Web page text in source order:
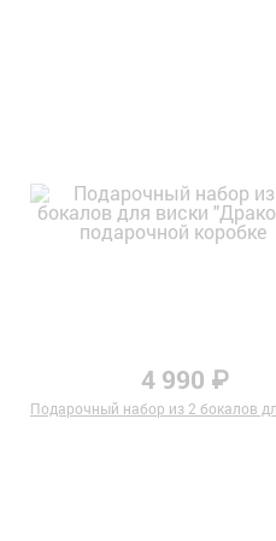
коробке
4 990 ₽
Подарочный набор из 2 бокалов